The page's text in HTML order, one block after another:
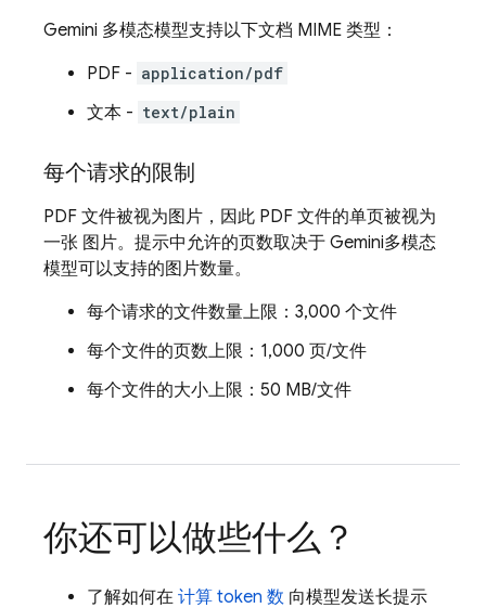
Gemini 多模态模型支持以下文档 MIME 类型：
PDF - application/pdf
文本 - text/plain
每个请求的限制
PDF 文件被视为图片，因此 PDF 文件的单页被视为
一张 图片。提示中允许的页数取决于 Gemini多模态
模型可以支持的图片数量。
每个请求的文件数量上限：3,000 个文件
每个文件的页数上限：1,000 页/文件
每个文件的大小上限：50 MB/文件
你还可以做些什么？
了解如何在 计算 token 数 向模型发送长提示